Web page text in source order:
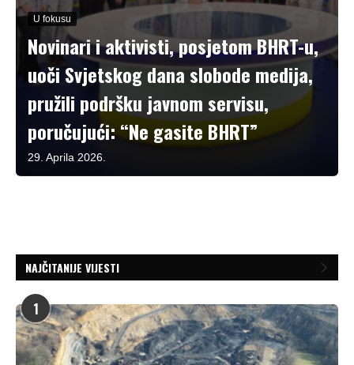
U fokusu
Novinari i aktivisti, posjetom BHRT-u,
uoči Svjetskog dana slobode medija,
pružili podršku javnom servisu,
poručujući: “Ne gasite BHRT”
29. Aprila 2026.
NAJČITANIJE VIJESTI
1